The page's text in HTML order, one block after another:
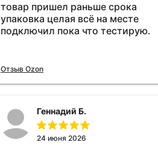
товар пришел раньше срока
упаковка целая всё на месте
подключил пока что тестирую.
Отзыв Ozon
Геннадий Б.
24 июня 2026